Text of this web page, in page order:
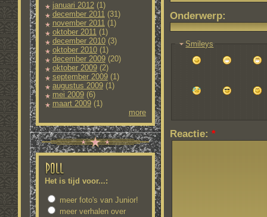
januari 2012(1)
december 2011(31)
november 2011(1)
oktober 2011(1)
december 2010(3)
oktober 2010(1)
december 2009(20)
oktober 2009(2)
september 2009(1)
augustus 2009(1)
mei 2009(6)
maart 2009(1)
more
Het is tijd voor...:
meer foto's van Junior!
meer verhalen over
Onderwerp:
Smileys
Reactie: *